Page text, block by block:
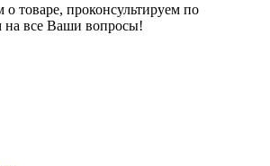
товаре, проконсультируем по
на все Ваши вопросы!